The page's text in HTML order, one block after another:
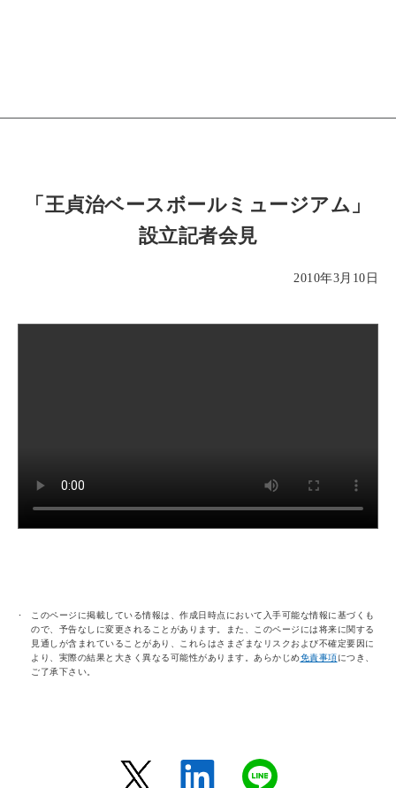
「王貞治ベースボールミュージアム」
設立記者会見
2010年3月10日
このページに掲載している情報は、作成日時点において入手可能な情報に基づくも
ので、予告なしに変更されることがあります。また、このページには将来に関する
見通しが含まれていることがあり、これらはさまざまなリスクおよび不確定要因に
より、実際の結果と大きく異なる可能性があります。あらかじめ免責事項につき、
ご了承下さい。